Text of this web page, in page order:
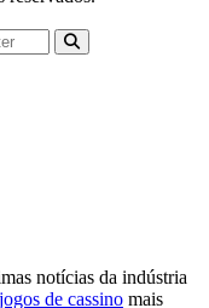
notícias da indústria
jogos de cassino mais